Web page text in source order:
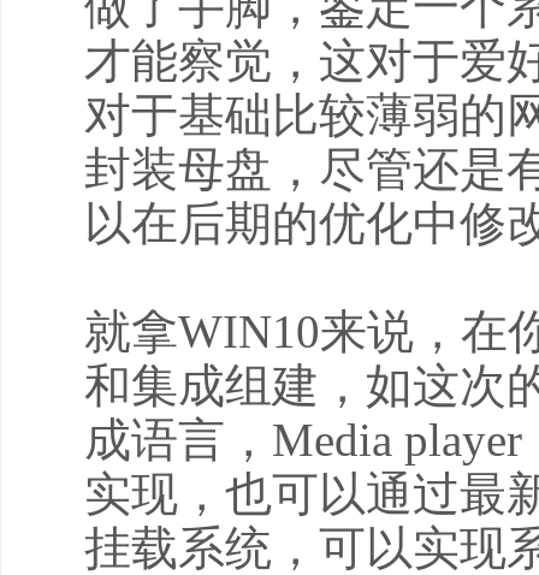
才能察觉，这对于爱
对于基础比较薄弱的
封装母盘，尽管还是
以在后期的优化中修
就拿WIN10来说，在
和集成组建，如这次
成语言，Media
实现，也可以通过最
挂载系统，可以实现